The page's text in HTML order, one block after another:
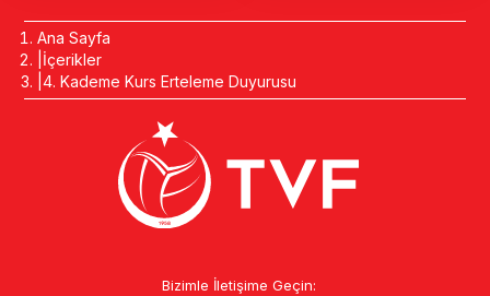
Ana Sayfa
İçerikler
4. Kademe Kurs Erteleme Duyurusu
Bizimle İletişime Geçin: